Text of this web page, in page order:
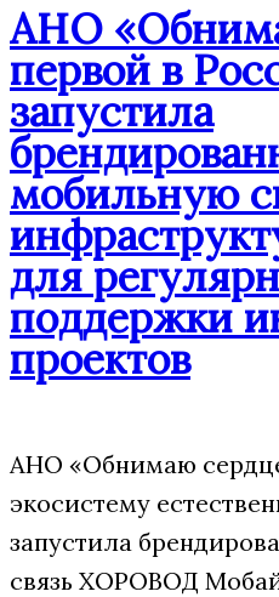
АНО
первой в
запустила
мобильную
для
поддержки
проектов
АНО «Обнимаю
экосистему
запустила
связь ХОРОВОД